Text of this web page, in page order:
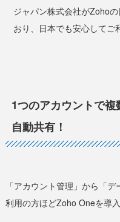
ジャパン株式会社がZoho
おり、日本でも安心してご
1つのアカウントで
自動共有！
「アカウント管理」から「
利用の方ほどZoho Oneを導